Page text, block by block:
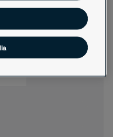
skickar
godkänner du
Här kan
.